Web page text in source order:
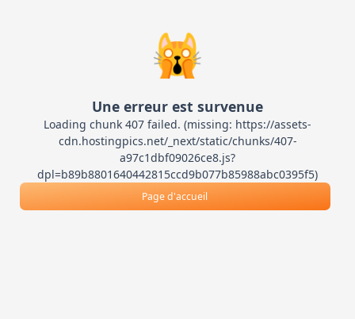
🙀
Une erreur est survenue
Loading chunk 407 failed. (missing: https://assets-
cdn.hostingpics.net/_next/static/chunks/407-
a97c1dbf09026ce8.js?
dpl=b89b8801640442815ccd9b077b85988abc0395f5)
Page d'accueil